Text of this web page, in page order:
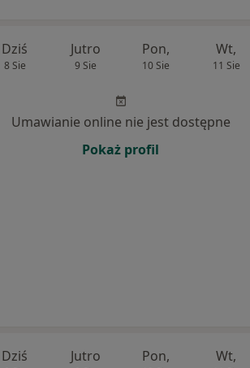
Dziś
8 Sie
Jutro
9 Sie
Pon,
10 Sie
Wt,
11 Sie
Umawianie online nie jest dostępne
Pokaż profil
Dziś Jutro Pon, Wt,